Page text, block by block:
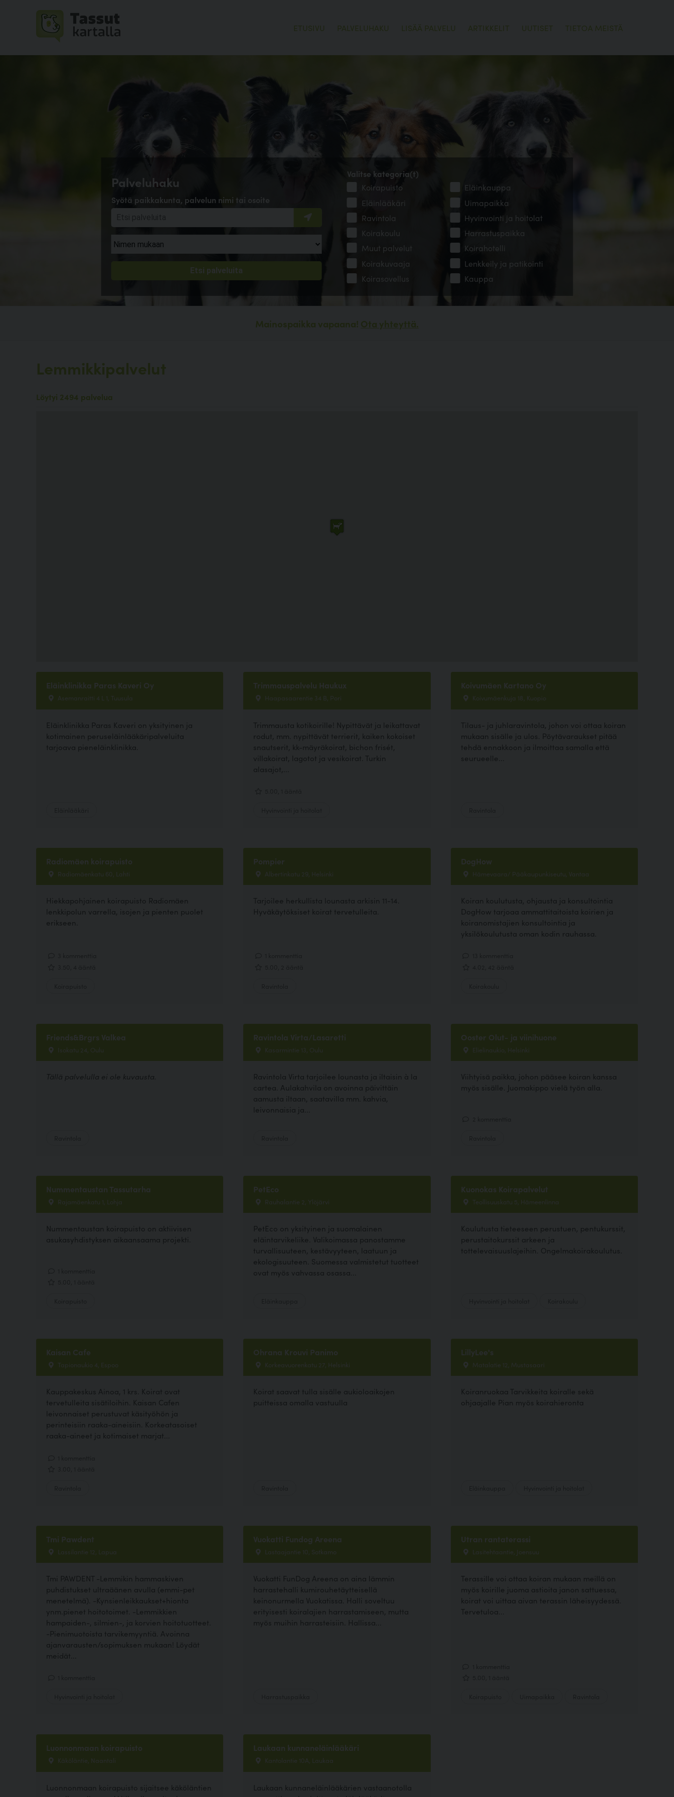
ETUSIVU PALVELUHAKU LISÄÄ PALVELU ARTIKKELIT UUTISET TIETOA MEISTÄ
Palveluhaku
Syötä paikkakunta, palvelun nimi tai osoite
Valitse kategoria(t)
Koirapuisto
Eläinkauppa
Eläinlääkäri
Uimapaikka
Ravintola
Hyvinvointi ja hoitolat
Koirakoulu
Harrastuspaikka
Muut palvelut
Koirahotelli
Koirakuvaaja
Lenkkeily ja patikointi
Koirasovellus
Kauppa
Mainospaikka vapaana! Ota yhteyttä.
Lemmikkipalvelut
Löytyi 2494 palvelua
Eläinklinikka Paras Kaveri Oy
Asemanraitti 4 L 1, Tuusula
Eläinklinikka Paras Kaveri on yksityinen ja
kotimainen peruseläinlääkäripalveluita
tarjoava pieneläinklinikka.
Trimmauspalvelu Haukux
Haapasaarentie 34 B, Pori
Trimmausta kotikoirille! Nypittävät ja leikattavat
rodut, mm. nypittävät terrierit, kaiken kokoiset
snautserit, kk-mäyräkoirat, bichon frisét,
villakoirat, lagotot ja vesikoirat. Turkin
alasajot,...
Koivumäen Kartano Oy
Koivumäenkuja 18, Kuopio
Tilaus- ja juhlaravintola, johon voi ottaa koiran
mukaan sisälle ja ulos. Pöytävaraukset pitää
tehdä ennakkoon ja ilmoittaa samalla että
seurueelle...
Radiomäen koirapuisto
Radiomäenkatu 60, Lahti
Hiekkapohjainen koirapuisto Radiomäen
lenkkipolun varrella, isojen ja pienten puolet
erikseen.
Pompier
Albertinkatu 29, Helsinki
Tarjoilee herkullista lounasta arkisin 11-14.
Hyväkäytöksiset koirat tervetulleita.
DogHow
Hämevaara/ Pääkaupunkiseutu, Vantaa
Koiran koulutusta, ohjausta ja konsultointia
DogHow tarjoaa ammattitaitoista koirien ja
koiranomistajien konsultointia ja
yksilökoulutusta oman kodin rauhassa.
Friends&Brgrs Valkea
Isokatu 24, Oulu
Tällä palvelulla ei ole kuvausta.
Ravintola Virta/Lasaretti
Kasarmintie 13, Oulu
Ravintola Virta tarjoilee lounasta ja iltaisin à la
cartea. Aulakahvila on avoinna päivittäin
aamusta iltaan, saatavilla mm. kahvia,
leivonnaisia ja...
Ooster Olut- ja viinihuone
Elielinaukio, Helsinki
Viihtyisä paikka, johon pääsee koiran kanssa
myös sisälle. Juomakippo vielä työn alla.
Nummentaustan Tassutarha
Rajamäenkatu 1, Lohja
Nummentaustan koirapuisto on aktiivisen
asukasyhdistyksen aikaansaama projekti.
PetEco
Rauhalantie 2, Ylöjärvi
PetEco on yksityinen ja suomalainen
eläintarvikeliike. Valikoimassa panostamme
turvallisuuteen, kestävyyteen, laatuun ja
ekologisuuteen. Suomessa valmistetut tuotteet
ovat myös vahvassa osassa...
Kuonokas Koirapalvelut
Teollisuuskatu 5, Hämeenlinna
Koulutusta tieteeseen perustuen, pentukurssit,
perustaitokurssit arkeen ja
tottelevaisuuslajeihin. Ongelmakoirakoulutus.
Kaisan Cafe
Tapionaukio 4, Espoo
Kauppakeskus Ainoa, 1 krs. Koirat ovat
tervetulleita sisätiloihin. Kaisan Cafen
leivonnaiset perustuvat käsityöhön ja
perinteisiin raaka-aineisiin. Korkeatasoiset
raaka-aineet ja kotimaiset marjat...
Ohrana Krouvi Panimo
Korkeavuorenkatu 27, Helsinki
Koirat saavat tulla sisälle aukioloaikojen
puitteissa omalla vastuulla
LillyLee's
Matalatie 12, Mustasaari
Koiranruokaa Tarvikkeita koiralle sekä
ohjaajalle Pian myös koirahieronta
Tmi Pawdent
Lassilantie 12, Lapua
Tmi PAWDENT -Lemmikin hammaskiven
puhdistukset ultraäänen avulla (emmi-pet
menetelmä). -Kynsienleikkaukset+hionta
ynm.pienet hoitotoimet. -Lemmikkien
hampaiden-, silmien-, ja korvien hoitotuotteet.
-Pienimuotoista tarvikemyyntiä. Avoinna
ajanvarausten/sopimuksen mukaan! Löydät
meidät...
Vuokatti Fundog Areena
Lastaajantie 10, Sotkamo
Vuokatti FunDog Areena on aina lämmin
harrastehalli kumirouhetäytteisellä
keinonurmella Vuokatissa. Halli soveltuu
erityisesti koiralajien harrastamiseen, mutta
myös muihin harrasteisiin. Hallissa...
Utran rantaterassi
Lasitehtaantie, Joensuu
Terassille voi ottaa koiran mukaan meillä on
myös koirille juoma astioita janon sattuessa,
koirat voi uittaa aivan terassin läheisyydessä.
Tervetuloa...
Luonnonmaan koirapuisto
Käköläntie, Naantali
Luonnonmaan koirapuisto sijaitsee käköläntien
Laukaan kunnaneläinlääkäri
Kantolantie 10A, Laukaa
Laukaan kunnaneläinlääkärien vastaanotolla